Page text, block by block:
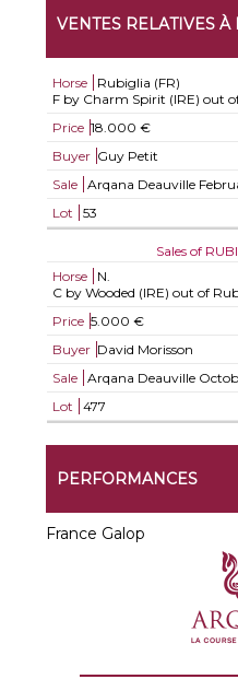
VENTES RELATIVES
Horse
Rubiglia (FR)
F by Charm Spirit (IRE) out
Price 18.000 €
Buyer Guy Petit
Sale
Arqana Deauville
Lot
53
Sales of
Horse
N.
C by Wooded (IRE) out of
Price 5.000 €
Buyer David Morisson
Sale
Arqana Deauville
Lot
477
PERFORMANCES
France Galop